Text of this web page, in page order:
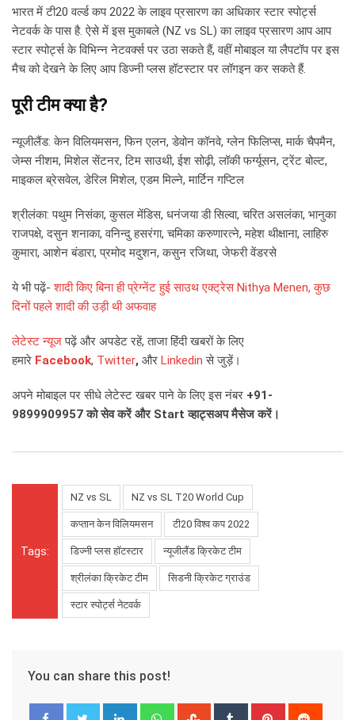
भारत में टी20 वर्ल्ड कप 2022 के लाइव प्रसारण का अधिकार स्टार स्पोर्ट्स
नेटवर्क के पास है. ऐसे में इस मुकाबले (NZ vs SL) का लाइव प्रसारण आप आप
स्टार स्पोर्ट्स के विभिन्न नेटवर्क्स पर उठा सकते हैं, वहीं मोबाइल या लैपटॉप पर इस
मैच को देखने के लिए आप डिज्नी प्लस हॉटस्टार पर लॉगइन कर सकते हैं.
पूरी टीम क्या है?
न्यूजीलैंड: केन विलियमसन, फिन एलन, डेवोन कॉनवे, ग्लेन फिलिप्स, मार्क चैपमैन,
जेम्स नीशम, मिशेल सेंटनर, टिम साउथी, ईश सोढ़ी, लॉकी फर्ग्यूसन, ट्रेंट बोल्ट,
माइकल ब्रेसवेल, डेरिल मिशेल, एडम मिल्ने, मार्टिन गप्टिल
श्रीलंका: पथुम निसंका, कुसल मेंडिस, धनंजया डी सिल्वा, चरित असलंका, भानुका
राजपक्षे, दसुन शनाका, वनिन्दु हसरंगा, चमिका करुणारत्ने, महेश थीक्षाना, लाहिरु
कुमारा, आशेन बंडारा, प्रमोद मदुशन, कसुन रजिथा, जेफरी वेंडरसे
ये भी पढ़ें-शादी किए बिना ही प्रेग्नेंट हुई साउथ एक्ट्रेस Nithya Menen, कुछ
दिनों पहले शादी की उड़ी थी अफवाह
लेटेस्ट न्यूजपढ़ें और अपडेट रहें, ताजा हिंदी खबरों के लिए
हमारे Facebook, Twitter, और Linkedin से जुड़ें।
अपने मोबाइल पर सीधे लेटेस्ट खबर पाने के लिए इस नंबर +91-
9899909957को सेव करें और Start व्हाट्सअप मैसेज करें।
Tags:
NZ vs SL NZ vs SL T20 World Cup
कप्तान केन विलियमसन टी20 विश्व कप 2022
डिज्नी प्लस हॉटस्टार न्यूजीलैंड क्रिकेट टीम
श्रीलंका क्रिकेट टीम सिडनी क्रिकेट ग्राउंड
स्टार स्पोर्ट्स नेटवर्क
You can share this post!
LinkedIn WhatsappStumbleUpon
Tumblr Pinterest